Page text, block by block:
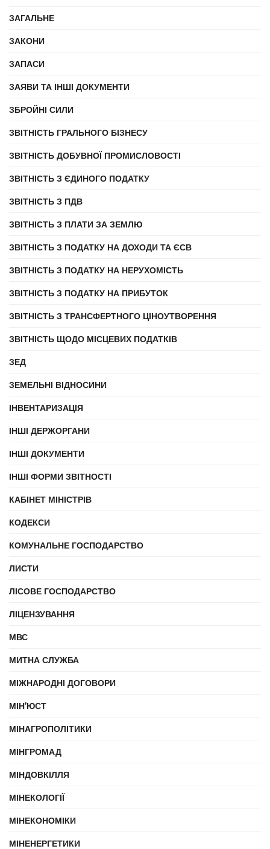
ЗАГАЛЬНЕ
ЗАКОНИ
ЗАПАСИ
ЗАЯВИ ТА ІНШІ ДОКУМЕНТИ
ЗБРОЙНІ СИЛИ
ЗВІТНІСТЬ ГРАЛЬНОГО БІЗНЕСУ
ЗВІТНІСТЬ ДОБУВНОЇ ПРОМИСЛОВОСТІ
ЗВІТНІСТЬ З ЄДИНОГО ПОДАТКУ
ЗВІТНІСТЬ З ПДВ
ЗВІТНІСТЬ З ПЛАТИ ЗА ЗЕМЛЮ
ЗВІТНІСТЬ З ПОДАТКУ НА ДОХОДИ ТА ЄСВ
ЗВІТНІСТЬ З ПОДАТКУ НА НЕРУХОМІСТЬ
ЗВІТНІСТЬ З ПОДАТКУ НА ПРИБУТОК
ЗВІТНІСТЬ З ТРАНСФЕРТНОГО ЦІНОУТВОРЕННЯ
ЗВІТНІСТЬ ЩОДО МІСЦЕВИХ ПОДАТКІВ
ЗЕД
ЗЕМЕЛЬНІ ВІДНОСИНИ
ІНВЕНТАРИЗАЦІЯ
ІНШІ ДЕРЖОРГАНИ
ІНШІ ДОКУМЕНТИ
ІНШІ ФОРМИ ЗВІТНОСТІ
КАБІНЕТ МІНІСТРІВ
КОДЕКСИ
КОМУНАЛЬНЕ ГОСПОДАРСТВО
ЛИСТИ
ЛІСОВЕ ГОСПОДАРСТВО
ЛІЦЕНЗУВАННЯ
МВС
МИТНА СЛУЖБА
МІЖНАРОДНІ ДОГОВОРИ
МІН'ЮСТ
МІНАГРОПОЛІТИКИ
МІНГРОМАД
МІНДОВКІЛЛЯ
МІНЕКОЛОГІЇ
МІНЕКОНОМІКИ
МІНЕНЕРГЕТИКИ